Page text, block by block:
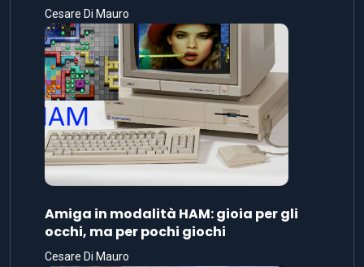
Cesare Di Mauro
Amiga in modalità HAM: gioia per gli
occhi, ma per pochi giochi
Cesare Di Mauro